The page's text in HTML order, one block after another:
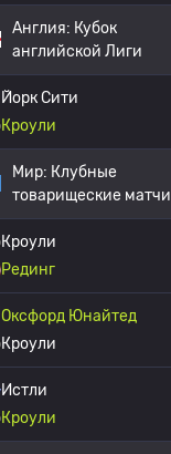
Англия: Кубок
английской Лиги
Йорк Сити
Кроули
Мир: Клубные
товарищеские матчи
Кроули
Рединг
Оксфорд Юнайтед
Кроули
Истли
Кроули